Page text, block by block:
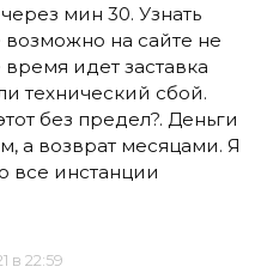
мин 30. Узнать
возможно на сайте не
идет заставка
технический сбой.
без предел?. Деньги
а возврат месяцами. Я
все инстанции
в 22:59